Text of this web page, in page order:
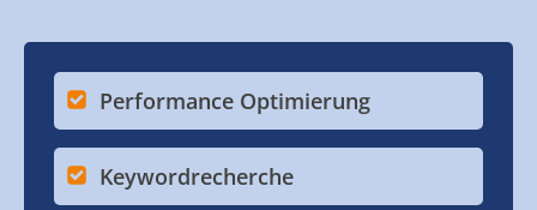
Performance Optimierung
Keywordrecherche